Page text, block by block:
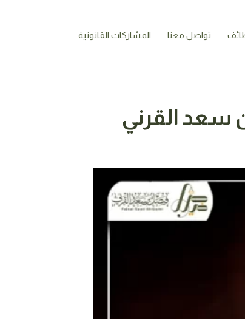
تواصل معنا المشاركات القانونية